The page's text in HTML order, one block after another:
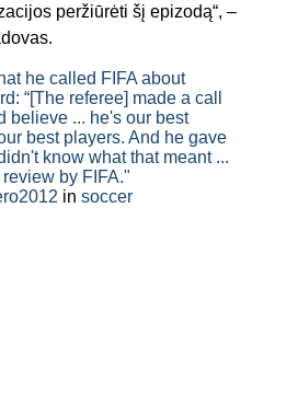
peržiūrėti šį epizodą“, –
he called FIFA about
“[The referee] made a call
believe ... he's our best
best players. And he gave
know what that meant ...
by FIFA."
in soccer